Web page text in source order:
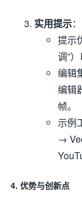
实用提示：
提示
调”
编辑
编辑
帧。
示例
→
4. 优势与创新点